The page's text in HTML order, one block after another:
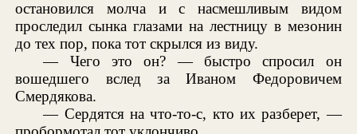
остановился молча и с насмешливым видом
проследил сынка глазами на лестницу в мезонин
до тех пор, пока тот скрылся из виду.
— Чего это он? — быстро спросил он
вошедшего вслед за Иваном Федоровичем
Смердякова.
— Сердятся на что-то-с, кто их разберет, —